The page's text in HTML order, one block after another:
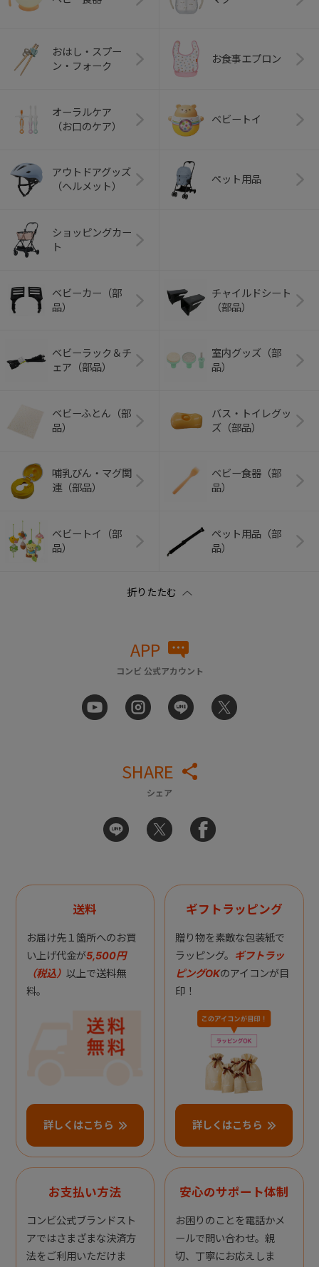
おはし・スプー
ン・フォーク
お食事エプロン
オーラルケア
（お口のケア）
ベビートイ
アウトドアグッズ
（ヘルメット）
ペット用品
ショッピングカー
ト
ベビーカー（部
品）
チャイルドシート
（部品）
ベビーラック＆チ
ェア（部品）
室内グッズ（部
品）
ベビーふとん（部
品）
バス・トイレグッ
ズ（部品）
哺乳びん・マグ関
連（部品）
ベビー食器（部
品）
ベビートイ（部
品）
ペット用品（部
品）
APP
コンビ 公式アカウント
SHARE
シェア
送料
お届け先１箇所へのお買
い上げ代金が5,500円
（税込） 以上で送料無
料。
詳しくはこちら
ギフトラッピング
贈り物を素敵な包装紙で
ラッピング。 ギフトラッ
ピングOKのアイコンが目
印！
詳しくはこちら
お支払い方法
コンビ公式ブランドスト
アではさまざまな決済方
法をご利用いただけま
安心のサポート体制
お困りのことを電話かメ
ールで問い合わせ。親
切、丁寧にお応えしま